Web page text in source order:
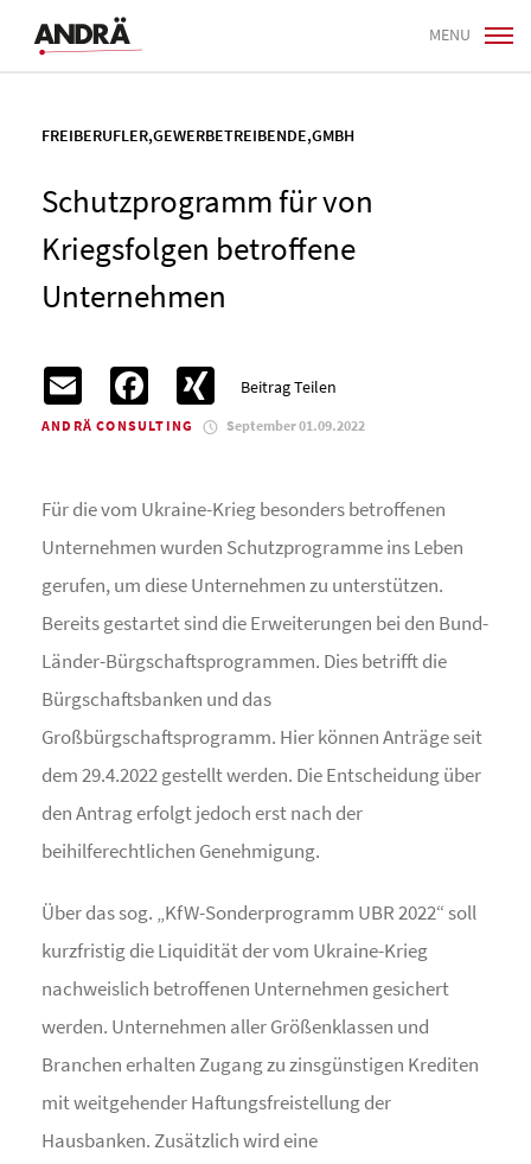
MENU
FREIBERUFLER,GEWERBETREIBENDE,GMBH
Schutzprogramm für von
Kriegsfolgen betroffene
Unternehmen
Beitrag Teilen
Email Facebook XING
ANDRÄ CONSULTING September 01.09.2022
Für die vom Ukraine-Krieg besonders betroffenen
Unternehmen wurden Schutzprogramme ins Leben
gerufen, um diese Unternehmen zu unterstützen.
Bereits gestartet sind die Erweiterungen bei den Bund-
Länder-Bürgschaftsprogrammen. Dies betrifft die
Bürgschaftsbanken und das
Großbürgschaftsprogramm. Hier können Anträge seit
dem 29.4.2022 gestellt werden. Die Entscheidung über
den Antrag erfolgt jedoch erst nach der
beihilferechtlichen Genehmigung.
Über das sog. „KfW-Sonderprogramm UBR 2022“ soll
kurzfristig die Liquidität der vom Ukraine-Krieg
nachweislich betroffenen Unternehmen gesichert
werden. Unternehmen aller Größenklassen und
Branchen erhalten Zugang zu zinsgünstigen Krediten
mit weitgehender Haftungsfreistellung der
Hausbanken. Zusätzlich wird eine